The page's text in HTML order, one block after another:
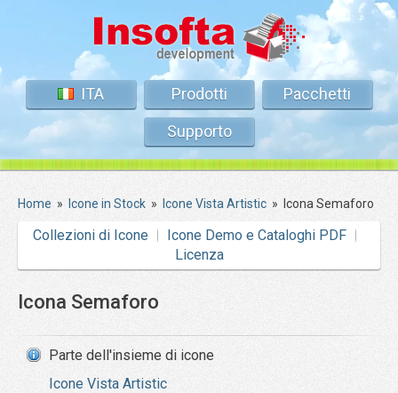
ITA Prodotti
Pacchetti
Supporto
Home » Icone in Stock » Icone Vista Artistic » Icona Semaforo
Collezioni di Icone
Icone Demo e Cataloghi PDF
Licenza
Icona Semaforo
Parte dell'insieme di icone
Icone Vista Artistic